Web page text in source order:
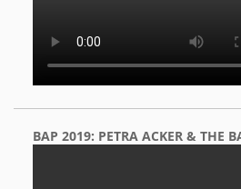
BAP 2019: PETRA ACKER & THE